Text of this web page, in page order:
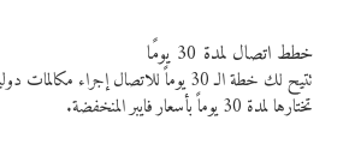
خطط اتصال لمدة 30 يومًا
تتيح لك خطة الـ 30 يوماً للاتصال إجراء
تختارها لمدة 30 يوماً بأسعار فايبر المنخفضة.